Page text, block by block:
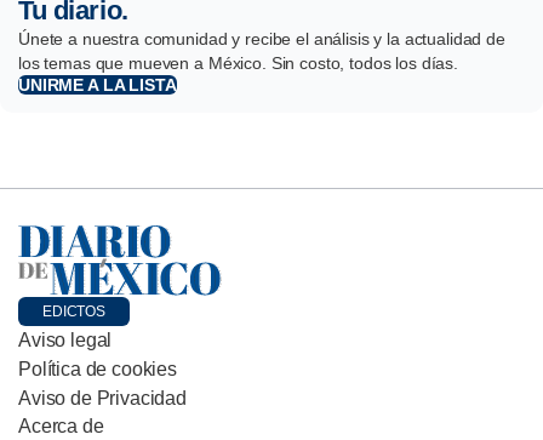
Tu diario.
Únete a nuestra comunidad y recibe el análisis y la actualidad de
los temas que mueven a México. Sin costo, todos los días.
UNIRME A LA LISTA
EDICTOS
Aviso legal
Política de cookies
Aviso de Privacidad
Acerca de